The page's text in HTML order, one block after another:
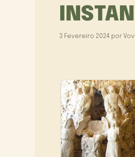
3 Fevereiro 2024 por